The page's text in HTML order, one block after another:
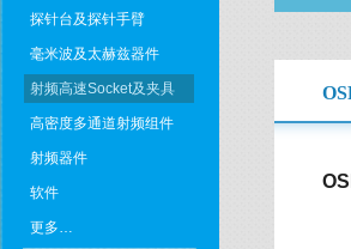
探针台及探针手臂
毫米波及太赫兹器件
射频高速Socket及夹具
高密度多通道射频组件
射频器件
软件
更多…